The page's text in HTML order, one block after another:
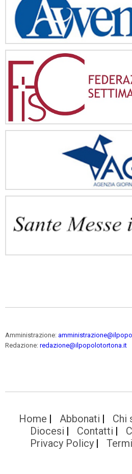
Amministrazione:
Redazione: redazione@ilpopolotortona.it
Home Abbonati Chi
Diocesi
Contatti
Privacy Policy